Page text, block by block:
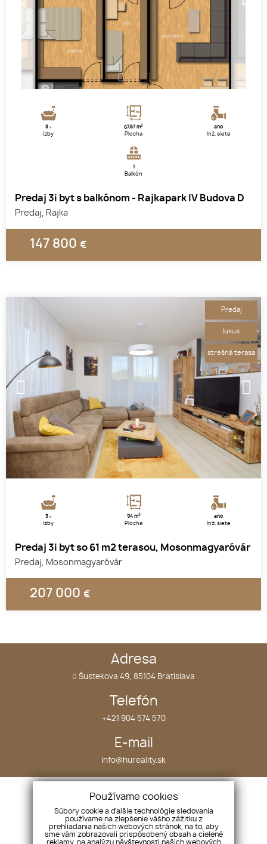
1 2 3
3x
Izby
67.57 m2
Plocha
áno
Inž. siete
1
Balkón
Predaj 3i byt s balkónom - Rajkapark IV Budova D
Predaj, Rajka
147 800 €
1
3x
Izby
94 m2
Plocha
áno
Inž. siete
Predaj 3i byt so 61 m2 terasou, Mosonmagyaróvár
Predaj, Mosonmagyaróvár
207 000 €
Predaj
luxus
strešná terasa
Adresa
Šustekova 49, 85104 Bratislava
Telefón
+421 904 574 570
E-mail
info@hureality.sk
O nás
Náš tím
Služby
Nehnuteľnosti
Projekty
Kontakt
Používame cookies
Súbory cookie a ďalšie technológie sledovania
používame na zlepšenie vášho zážitku z
prehliadania našich webových stránok, na to, aby
sme vám zobrazovali prispôsobený obsah a cielené
reklamy, na analýzu návštevnosti našich webových